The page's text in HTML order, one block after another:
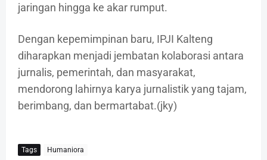
jaringan hingga ke akar rumput.
Dengan kepemimpinan baru, IPJI Kalteng
diharapkan menjadi jembatan kolaborasi antara
jurnalis, pemerintah, dan masyarakat,
mendorong lahirnya karya jurnalistik yang tajam,
berimbang, dan bermartabat.(jky)
Tags Humaniora